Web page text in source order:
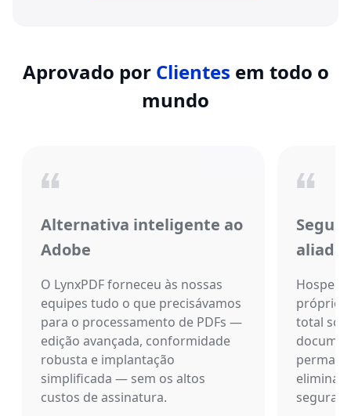
Aprovado por Clientes em todo o
mundo
Alternativa inteligente ao
Adobe
O LynxPDF forneceu às nossas
equipes tudo o que precisávamos
para o processamento de PDFs —
edição avançada, conformidade
robusta e implantação
simplificada — sem os altos
custos de assinatura.
aliada
próprio
total